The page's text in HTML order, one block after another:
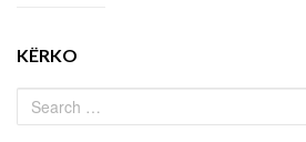
KËRKO